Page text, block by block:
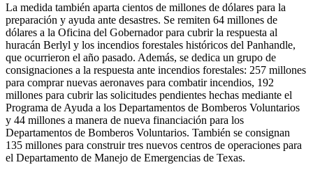
La medida también aparta cientos de millones de dólares para la
preparación y ayuda ante desastres. Se remiten 64 millones de
dólares a la Oficina del Gobernador para cubrir la respuesta al
huracán Berlyl y los incendios forestales históricos del Panhandle,
que ocurrieron el año pasado. Además, se dedica un grupo de
consignaciones a la respuesta ante incendios forestales: 257 millones
para comprar nuevas aeronaves para combatir incendios, 192
millones para cubrir las solicitudes pendientes hechas mediante el
Programa de Ayuda a los Departamentos de Bomberos Voluntarios
y 44 millones a manera de nueva financiación para los
Departamentos de Bomberos Voluntarios. También se consignan
135 millones para construir tres nuevos centros de operaciones para
el Departamento de Manejo de Emergencias de Texas.